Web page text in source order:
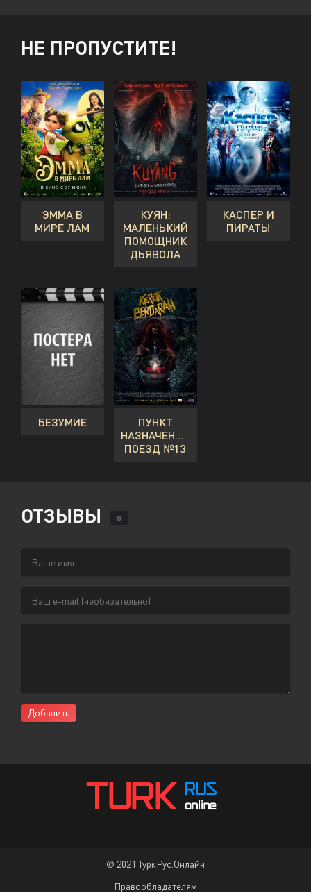
НЕ ПРОПУСТИТЕ!
ЭММА В
МИРЕ ЛАМ
КУЯН:
МАЛЕНЬКИЙ
ПОМОЩНИК
ДЬЯВОЛА
КАСПЕР И
ПИРАТЫ
БЕЗУМИЕ
ПУНКТ
НАЗНАЧЕНИЯ:
ПОЕЗД №13
ОТЗЫВЫ 0
Добавить
© 2021 ТуркРус.Онлайн
Правообладателям